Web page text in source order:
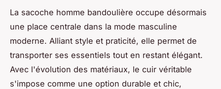
La sacoche homme bandoulière occupe désormais
une place centrale dans la mode masculine
moderne. Alliant style et praticité, elle permet de
transporter ses essentiels tout en restant élégant.
Avec l'évolution des matériaux, le cuir véritable
s'impose comme une option durable et chic,